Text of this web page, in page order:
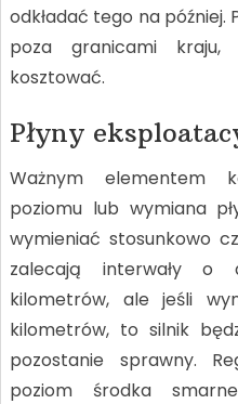
odkładać tego na później.
poza granicami
kosztować.
Płyny
Ważnym elementem
poziomu lub wymiana
wymieniać stosunkowo
zalecają interwały o
kilometrów, ale jeśli
kilometrów, to silnik
pozostanie sprawny.
poziom środka